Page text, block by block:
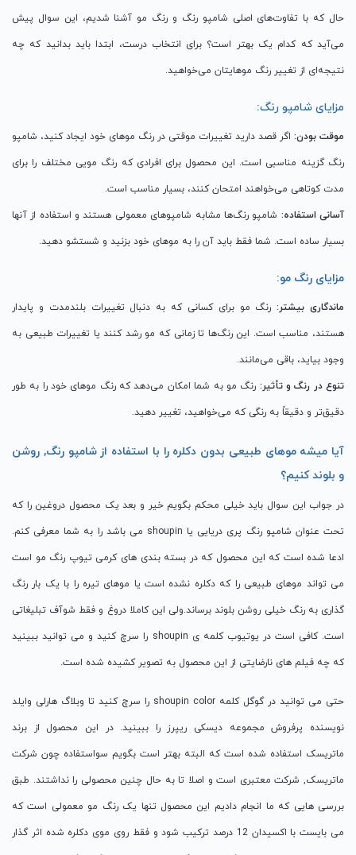
حال که با تفاوت‌های اصلی شامپو رنگ و رنگ مو آشنا شدیم، این سوال پیش
می‌آید که کدام یک بهتر است؟ برای انتخاب درست، ابتدا باید بدانید که چه
نتیجه‌ای از تغییر رنگ موهایتان می‌خواهید.
مزایای شامپو رنگ:
موقت بودن: اگر قصد دارید تغییرات موقتی در رنگ موهای خود ایجاد کنید، شامپو
رنگ گزینه مناسبی است. این محصول برای افرادی که رنگ مویی مختلف را برای
مدت کوتاهی می‌خواهند امتحان کنند، بسیار مناسب است.
آسانی استفاده: شامپو رنگ‌ها مشابه شامپوهای معمولی هستند و استفاده از آنها
بسیار ساده است. شما فقط باید آن را به موهای خود بزنید و شستشو دهید.
مزایای رنگ مو:
ماندگاری بیشتر: رنگ مو برای کسانی که به دنبال تغییرات بلندمدت و پایدار
هستند، مناسب است. این رنگ‌ها تا زمانی که مو رشد کنند یا تغییرات طبیعی به
وجود بیاید، باقی می‌مانند.
تنوع در رنگ و تأثیر: رنگ مو به شما امکان می‌دهد که رنگ موهای خود را به طور
دقیق‌تر و دقیقاً به رنگی که می‌خواهید، تغییر دهید.
آیا میشه موهای طبیعی بدون دکلره را با استفاده از شامپو رنگ, روشن
و بلوند کنیم؟
در جواب این سوال باید خیلی محکم بگویم خیر و بعد یک محصول دروغین را که
تحت عنوان شامپو رنگ پری دریایی یا shoupin می باشد را به شما معرفی کنم.
ادعا شده است که این محصول که در بسته بندی های کرمی تیوپ رنگ مو است
می تواند موهای طبیعی را که دکلره نشده است یا موهای تیره را با یک بار رنگ
گذاری به رنگ خیلی روشن بلوند برساند.ولی این کاملا دروغ و فقط شوآف تبلیغاتی
است. کافی است در یوتیوب کلمه ی shoupin را سرچ کنید و می توانید ببینید
که چه فیلم های نارضایتی از این محصول به تصویر کشیده شده است.
حتی می توانید در گوگل کلمه shoupin color را سرچ کنید تا وبلاگ هارلی وایلد
نویسنده پرفروش مجموعه دیسکی ریپرز را ببینید. در این محصول از برند
ماتریسک استفاده شده است که البته بهتر است بگویم سواستفاده چون شرکت
ماتریسک, شرکت معتبری است و اصلا تا به حال چنین محصولی را نداشتند. طبق
بررسی هایی که ما انجام دادیم این محصول تنها یک رنگ مو معمولی است که
می بایست با اکسیدان 12 درصد ترکیب شود و فقط روی موی دکلره شده اثر گذار